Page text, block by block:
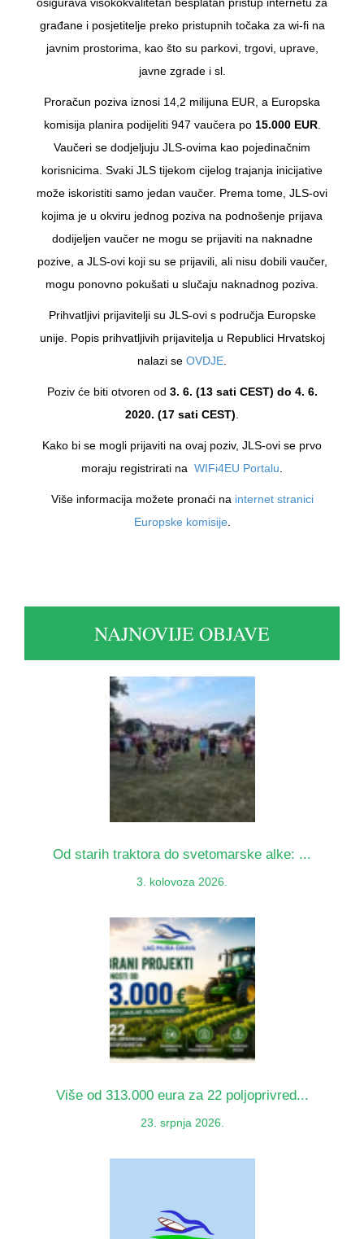
osigurava visokokvalitetan besplatan pristup internetu za
građane i posjetitelje preko pristupnih točaka za wi-fi na
javnim prostorima, kao što su parkovi, trgovi, uprave,
javne zgrade i sl.
Proračun poziva iznosi 14,2 milijuna EUR, a Europska
komisija planira podijeliti 947 vaučera po 15.000 EUR.
Vaučeri se dodjeljuju JLS-ovima kao pojedinačnim
korisnicima. Svaki JLS tijekom cijelog trajanja inicijative
može iskoristiti samo jedan vaučer. Prema tome, JLS-ovi
kojima je u okviru jednog poziva na podnošenje prijava
dodijeljen vaučer ne mogu se prijaviti na naknadne
pozive, a JLS-ovi koji su se prijavili, ali nisu dobili vaučer,
mogu ponovno pokušati u slučaju naknadnog poziva.
Prihvatljivi prijavitelji su JLS-ovi s područja Europske
unije. Popis prihvatljivih prijavitelja u Republici Hrvatskoj
nalazi se OVDJE.
Poziv će biti otvoren od 3. 6. (13 sati CEST) do 4. 6.
2020. (17 sati CEST).
Kako bi se mogli prijaviti na ovaj poziv, JLS-ovi se prvo
moraju registrirati na WIFi4EU Portalu.
Više informacija možete pronaći na internet stranici
Europske komisije.
NAJNOVIJE OBJAVE
Od starih traktora do svetomarske alke: ...
3. kolovoza 2026.
Više od 313.000 eura za 22 poljoprivred...
23. srpnja 2026.